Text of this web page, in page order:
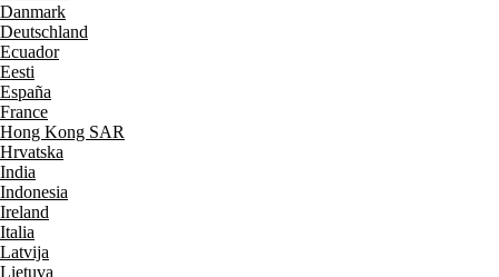
Danmark
Deutschland
Ecuador
Eesti
España
France
Hong Kong SAR
Hrvatska
India
Indonesia
Ireland
Italia
Latvija
Lietuva